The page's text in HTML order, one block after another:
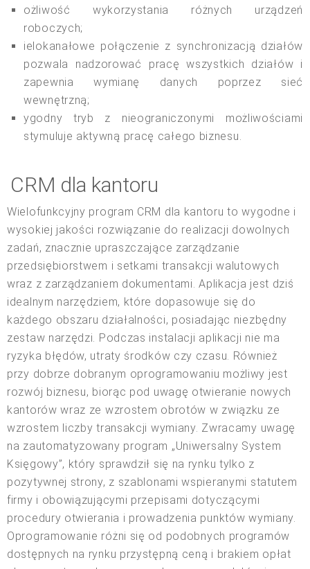
ożliwość wykorzystania różnych urządzeń
roboczych;
ielokanałowe połączenie z synchronizacją działów
pozwala nadzorować pracę wszystkich działów i
zapewnia wymianę danych poprzez sieć
wewnętrzną;
ygodny tryb z nieograniczonymi możliwościami
stymuluje aktywną pracę całego biznesu.
CRM dla kantoru
Wielofunkcyjny program CRM dla kantoru to wygodne i
wysokiej jakości rozwiązanie do realizacji dowolnych
zadań, znacznie upraszczające zarządzanie
przedsiębiorstwem i setkami transakcji walutowych
wraz z zarządzaniem dokumentami. Aplikacja jest dziś
idealnym narzędziem, które dopasowuje się do
każdego obszaru działalności, posiadając niezbędny
zestaw narzędzi. Podczas instalacji aplikacji nie ma
ryzyka błędów, utraty środków czy czasu. Również
przy dobrze dobranym oprogramowaniu możliwy jest
rozwój biznesu, biorąc pod uwagę otwieranie nowych
kantorów wraz ze wzrostem obrotów w związku ze
wzrostem liczby transakcji wymiany. Zwracamy uwagę
na zautomatyzowany program „Uniwersalny System
Księgowy”, który sprawdził się na rynku tylko z
pozytywnej strony, z szablonami wspieranymi statutem
firmy i obowiązującymi przepisami dotyczącymi
procedury otwierania i prowadzenia punktów wymiany.
Oprogramowanie różni się od podobnych programów
dostępnych na rynku przystępną ceną i brakiem opłat